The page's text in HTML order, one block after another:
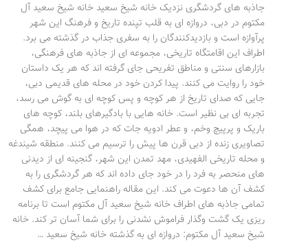
جاذبه های گردشگری نزدیک خانه شیخ سعید خانه شیخ سعید آل
مکتوم در دبی، دروازه ای به قلب تپنده تاریخ و فرهنگ این شهر
پرآوازه است و بازدیدکنندگان را به سفری جذاب در گذشته می برد.
اطراف این اقامتگاه تاریخی، مجموعه ای از جاذبه های فرهنگی،
بازارهای سنتی و مناطق تفریحی جای گرفته اند که هر یک داستان
خود را روایت می کنند. پیدا کردن خود در محله های قدیمی دبی،
جایی که صدای تاریخ از هر کوچه و پس کوچه ای به گوش می رسد،
تجربه ای بی نظیر است. خانه هایی با بادگیرهای بلند، کوچه های
باریک و پرپیچ وخم، و عطر ادویه جات که در هوا می پیچد، همگی
تصاویری زنده از دبی قرن ها پیش را ترسیم می کنند. منطقه شیندغه
و محله تاریخی الفهیدی، مهد تمدن این شهر، گنجینه ای از دیدنی
های منحصر به فرد را در خود جای داده اند که هر گردشگری را به
کشف آن ها دعوت می کند. این مقاله راهنمایی جامع برای کشف
تمامی جاذبه های اطراف خانه شیخ سعید آل مکتوم است تا برنامه
ریزی یک گشت وگذار فراموش نشدنی را برای شما آسان تر کند. خانه
شیخ سعید آل مکتوم: دروازه ای به گذشته خانه شیخ سعید …